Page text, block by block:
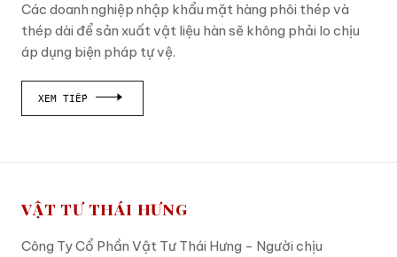
Các doanh nghiệp nhập khẩu mặt hàng phôi thép và
thép dài để sản xuất vật liệu hàn sẽ không phải lo chịu
áp dụng biện pháp tự vệ.
XEM TIẾP
VẬT TƯ THÁI HƯNG
Công Ty Cổ Phần Vật Tư Thái Hưng - Người chịu